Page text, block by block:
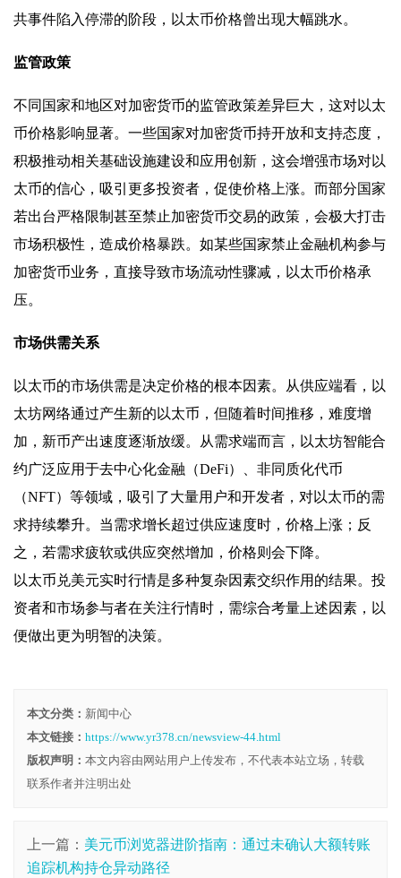
共事件陷入停滞的阶段，以太币价格曾出现大幅跳水。
监管政策
不同国家和地区对加密货币的监管政策差异巨大，这对以太
币价格影响显著。一些国家对加密货币持开放和支持态度，
积极推动相关基础设施建设和应用创新，这会增强市场对以
太币的信心，吸引更多投资者，促使价格上涨。而部分国家
若出台严格限制甚至禁止加密货币交易的政策，会极大打击
市场积极性，造成价格暴跌。如某些国家禁止金融机构参与
加密货币业务，直接导致市场流动性骤减，以太币价格承
压。
市场供需关系
以太币的市场供需是决定价格的根本因素。从供应端看，以
太坊网络通过产生新的以太币，但随着时间推移，难度增
加，新币产出速度逐渐放缓。从需求端而言，以太坊智能合
约广泛应用于去中心化金融（DeFi）、非同质化代币
（NFT）等领域，吸引了大量用户和开发者，对以太币的需
求持续攀升。当需求增长超过供应速度时，价格上涨；反
之，若需求疲软或供应突然增加，价格则会下降。
以太币兑美元实时行情是多种复杂因素交织作用的结果。投
资者和市场参与者在关注行情时，需综合考量上述因素，以
便做出更为明智的决策。
本文分类： 新闻中心
本文链接： https://www.yr378.cn/newsview-44.html
版权声明： 本文内容由网站用户上传发布，不代表本站立场，转载
联系作者并注明出处
上一篇： 美元币浏览器进阶指南：通过未确认大额转账
追踪机构持仓异动路径